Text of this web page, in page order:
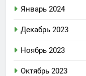
Январь 2024
Декабрь 2023
Ноябрь 2023
Октябрь 2023